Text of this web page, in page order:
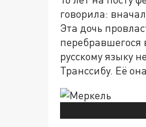
говорила:
Эта дочь
русскому языку
Транссибу. Её